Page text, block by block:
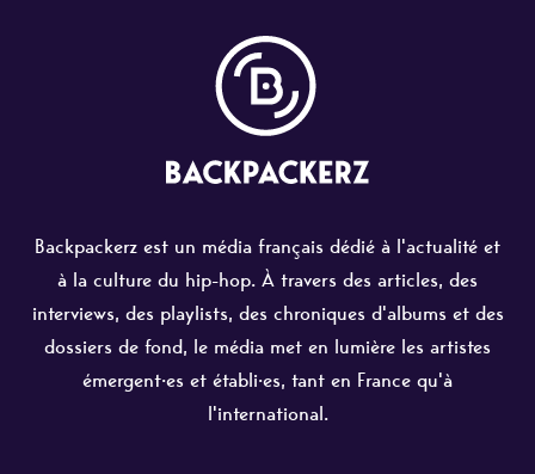
Backpackerz est un média français dédié à l'actualité et
à la culture du hip-hop. À travers des articles, des
interviews, des playlists, des chroniques d'albums et des
dossiers de fond, le média met en lumière les artistes
émergent·es et établi·es, tant en France qu'à
l'international.